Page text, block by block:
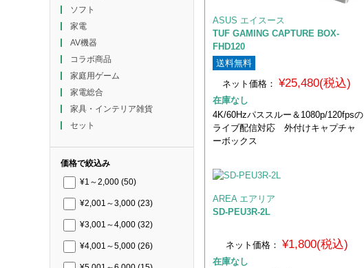
ソフト
家電
AV機器
コラボ商品
家庭用ゲーム
家電総合
家具・インテリア雑貨
セット
価格で絞込み
¥1～2,000 (50)
¥2,001～3,000 (23)
¥3,001～4,000 (32)
¥4,001～5,000 (26)
ASUS エイスース
TUF GAMING CAPTURE BOX-
FHD120
送料無料
ネット価格：
¥25,480(税込)
在庫なし
4K/60Hzパススルー＆1080p/120fpsの
ライブ配信対応 外付けキャプチャ
ーボックス
AREA エアリア
SD-PEU3R-2L
ネット価格： ¥1,800(税込)
在庫なし